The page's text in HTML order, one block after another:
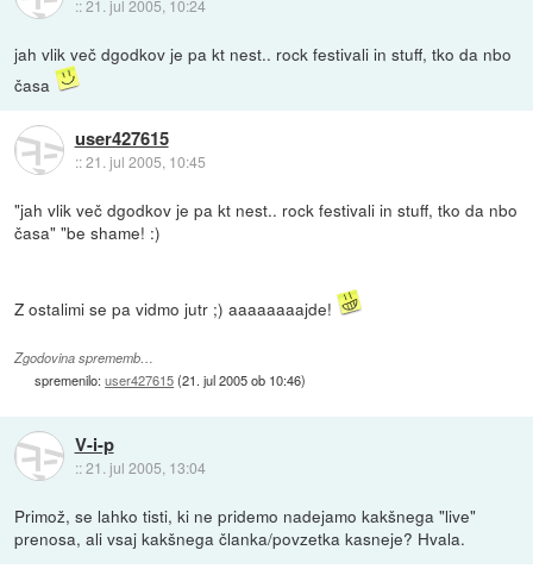
::21. jul 2005, 10:24
jah vlik več dgodkov je pa kt nest.. rock festivali in stuff, tko da nbo
časa
user427615
::21. jul 2005, 10:45
"jah vlik več dgodkov je pa kt nest.. rock festivali in stuff, tko da nbo
časa" "be shame! :)
Z ostalimi se pa vidmo jutr ;) aaaaaaaajde!
Zgodovina sprememb…
spremenilo:user427615(21. jul 2005 ob 10:46)
V-i-p
::21. jul 2005, 13:04
Primož, se lahko tisti, ki ne pridemo nadejamo kakšnega "live"
prenosa, ali vsaj kakšnega članka/povzetka kasneje? Hvala.